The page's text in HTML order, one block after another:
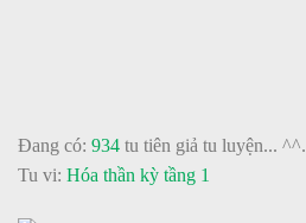
Đang có: 934 tu tiên giả tu luyện... ^^.
Tu vi: Hóa thần kỳ tầng 1